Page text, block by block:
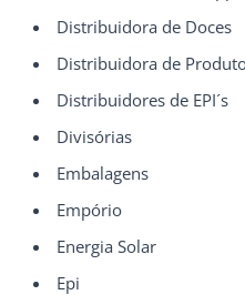
Distribuidora de Doces
Distribuidora de
Distribuidores de EPI´s
Divisórias
Embalagens
Empório
Energia Solar
Epi